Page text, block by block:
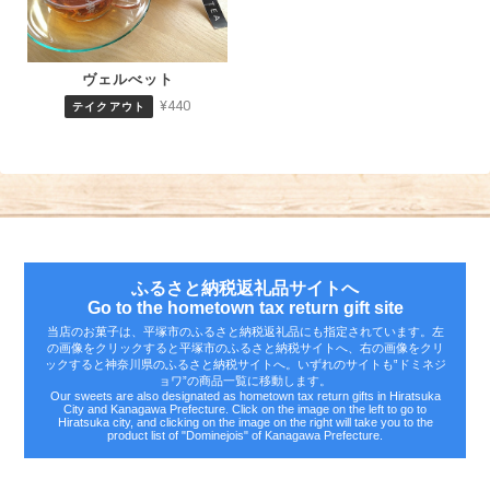
ヴェルべット
テイクアウト ¥440
ふるさと納税返礼品サイトへ
Go to the hometown tax return gift site
当店のお菓子は、平塚市のふるさと納税返礼品にも指定されています。左
の画像をクリックすると平塚市のふるさと納税サイトへ、右の画像をクリ
ックすると神奈川県のふるさと納税サイトへ。いずれのサイトも‟ドミネジ
ョワ”の商品一覧に移動します。
Our sweets are also designated as hometown tax return gifts in Hiratsuka
City and Kanagawa Prefecture. Click on the image on the left to go to
Hiratsuka city, and clicking on the image on the right will take you to the
product list of "Dominejois" of Kanagawa Prefecture.